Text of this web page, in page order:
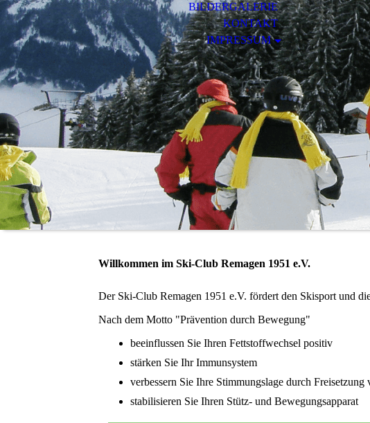
BILDERGALERIE
KONTAKT
IMPRESSUM
Willkommen im Ski-Club Remagen 1951 e.V.
Der Ski-Club Remagen 1951 e.V. fördert den Skisport und
Nach dem Motto "Prävention durch Bewegung"
beeinflussen Sie Ihren Fettstoffwechsel positiv
stärken Sie Ihr Immunsystem
verbessern Sie Ihre Stimmungslage durch
stabilisieren Sie Ihren Stütz- und Bewegungsapparat